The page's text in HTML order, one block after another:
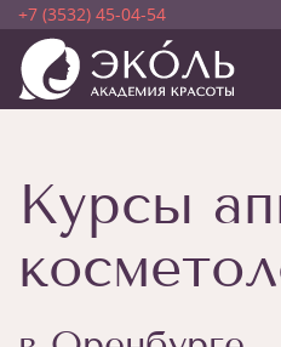
+7 (3532) 45-04-54
Курсы